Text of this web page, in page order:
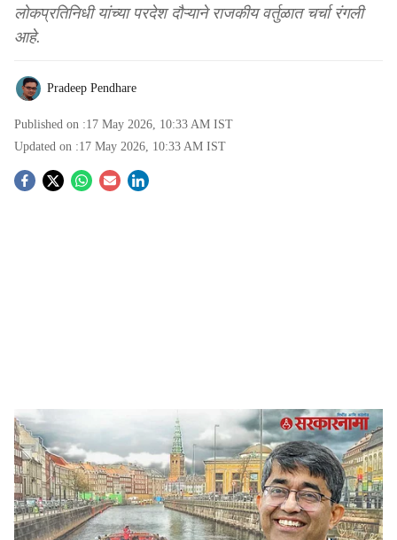
लोकप्रतिनिधी यांच्या परदेश दौऱ्याने राजकीय वर्तुळात चर्चा रंगली
आहे.
Pradeep Pendhare
Published on :17 May 2026, 10:33 AM IST
Updated on :17 May 2026, 10:33 AM IST
S
h
a
r
Denmark study tour controversy Sarkarnama
Maharashtra officials foreign tour :पंतप्रधान नरेंद्र मोदी
यांनी परकीय चलन बचत आणि इंधन काटकसरीचे आवाहन केले
असताना, महाराष्ट्रातील काही अधिकारी आणि लोकप्रतिनिधींच्या
परदेश दौऱ्यावरून आता राजकीय वर्तुळात चर्चा रंगू लागली आहे.